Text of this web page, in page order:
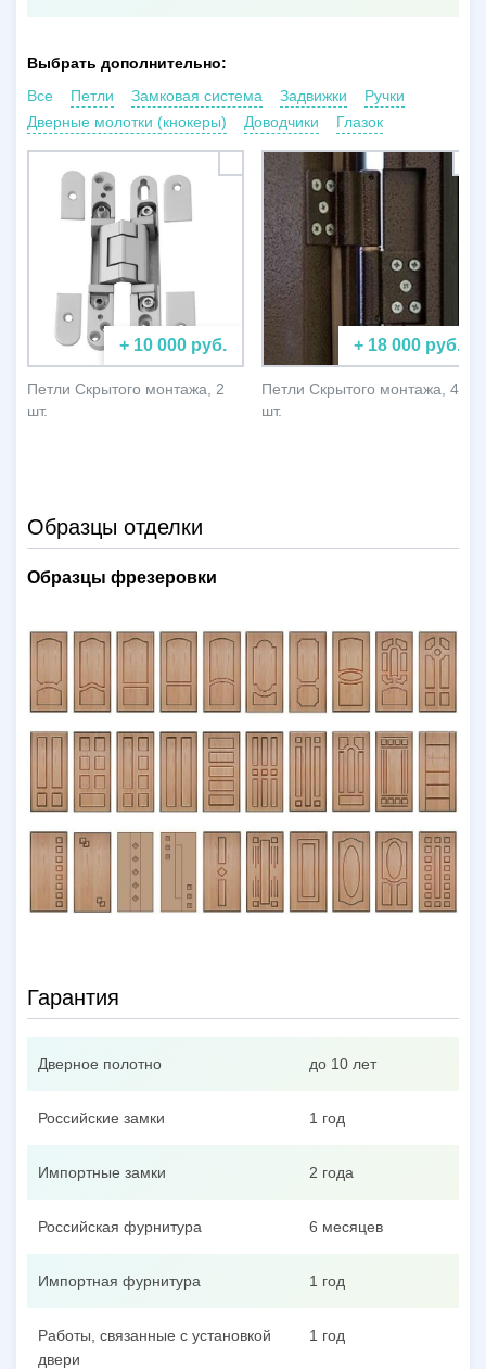
Выбрать дополнительно:
Все
Петли Замковая система Задвижки
Ручки
Дверные молотки (кнокеры)
Доводчики Глазок
+ 10 000 руб.
Петли Скрытого монтажа, 2
шт.
+ 18 000 руб.
Петли Скрытого монтажа, 4
шт.
Образцы отделки
Образцы фрезеровки
Гарантия
Дверное полотно до 10 лет
Российские замки 1 год
Импортные замки 2 года
Российская фурнитура 6 месяцев
Импортная фурнитура 1 год
Работы, связанные с установкой
двери
1 год